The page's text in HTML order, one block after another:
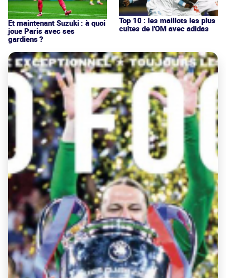
Et maintenant Suzuki : à quoi
joue Paris avec ses
gardiens ?
Top 10 : les maillots les plus
cultes de l'OM avec adidas